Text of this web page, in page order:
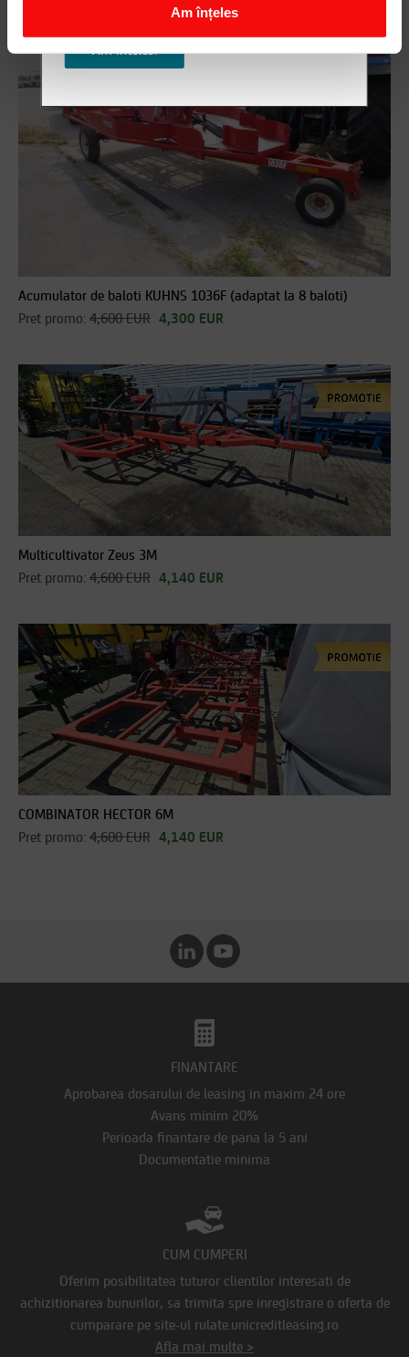
Am înțeles
Acumulator de baloti KUHNS 1036F (adaptat la 8 baloti)
Pret promo: 4,600 EUR 4,300 EUR
Multicultivator Zeus 3M
Pret promo: 4,600 EUR 4,140 EUR
COMBINATOR HECTOR 6M
Pret promo: 4,600 EUR 4,140 EUR
FINANTARE
Aprobarea dosarului de leasing in maxim 24 ore
Avans minim 20%
Perioada finantare de pana la 5 ani
Documentatie minima
CUM CUMPERI
Oferim posibilitatea tuturor clientilor interesati de
achizitionarea bunurilor, sa trimita spre inregistrare o oferta de
cumparare pe site-ul rulate.unicreditleasing.ro
Afla mai multe >
Am inteles!